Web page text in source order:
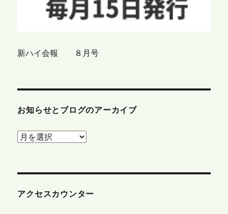
新ハイ会報 ８月号
お知らせとブログのアーカイブ
お
と
アクセスカウンター